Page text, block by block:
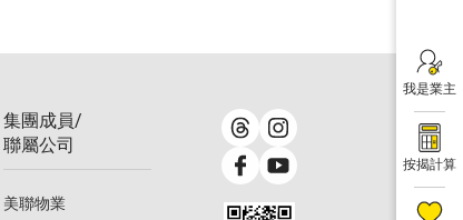
我是業主
按揭計算
集團成員/
聯屬公司
美聯物業